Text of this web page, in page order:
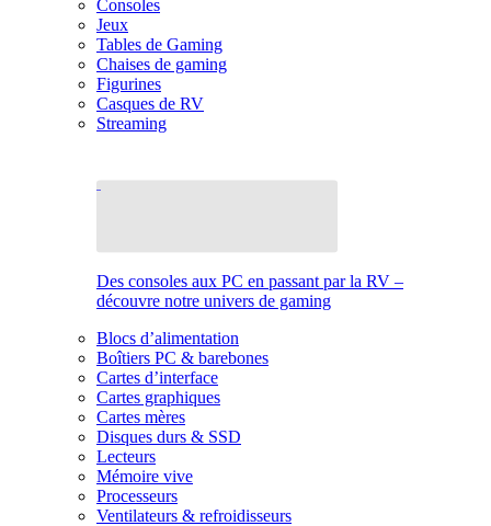
Consoles
Jeux
Tables de Gaming
Chaises de gaming
Figurines
Casques de RV
Streaming
Des consoles aux PC en passant par la RV –
découvre notre univers de gaming
Blocs d’alimentation
Boîtiers PC & barebones
Cartes d’interface
Cartes graphiques
Cartes mères
Disques durs & SSD
Lecteurs
Mémoire vive
Processeurs
Ventilateurs & refroidisseurs